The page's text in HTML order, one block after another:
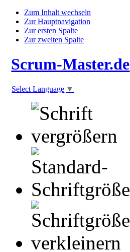
Zum Inhalt wechseln
Zur Hauptnavigation
Zur ersten Spalte
Zur zweiten Spalte
Scrum-Master.de
Select Language ▼